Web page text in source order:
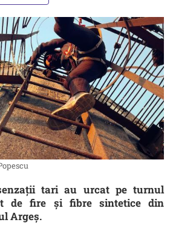
tari au urcat pe turnul
de fire și fibre sintetice din
Argeș.